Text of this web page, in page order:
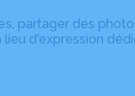
partager des
d'expression